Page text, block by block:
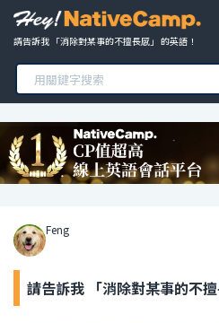
請告訴我 「消除對某事的不擅長感」 的英語！
Feng
請告訴我 「消除對某事的不